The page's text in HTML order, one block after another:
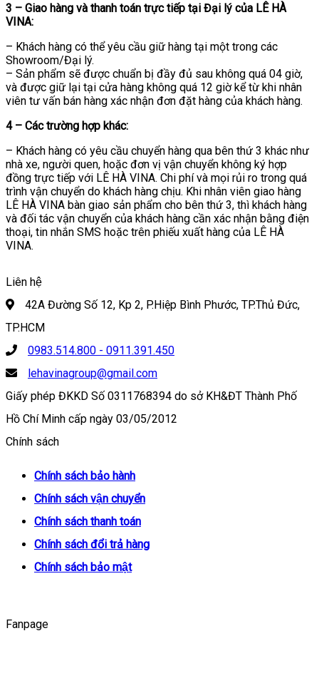
3 – Giao hàng và thanh toán trực tiếp tại Đại lý của LÊ HÀ
VINA:
– Khách hàng có thể yêu cầu giữ hàng tại một trong các
Showroom/Đại lý.
– Sản phẩm sẽ được chuẩn bị đầy đủ sau không quá 04 giờ,
và được giữ lại tại cửa hàng không quá 12 giờ kể từ khi nhân
viên tư vấn bán hàng xác nhận đơn đặt hàng của khách hàng.
4 – Các trường hợp khác:
– Khách hàng có yêu cầu chuyển hàng qua bên thứ 3 khác như
nhà xe, người quen, hoặc đơn vị vận chuyển không ký hợp
đồng trực tiếp với LÊ HÀ VINA. Chi phí và mọi rủi ro trong quá
trình vận chuyển do khách hàng chịu. Khi nhân viên giao hàng
LÊ HÀ VINA bàn giao sản phẩm cho bên thứ 3, thì khách hàng
và đối tác vận chuyển của khách hàng cần xác nhận bằng điện
thoại, tin nhắn SMS hoặc trên phiếu xuất hàng của LÊ HÀ
VINA.
Liên hệ
42A Đường Số 12, Kp 2, P.Hiệp Bình Phước, TP.Thủ Đức,
TP.HCM
0983.514.800 - 0911.391.450
lehavinagroup@gmail.com
Giấy phép ĐKKD Số 0311768394 do sở KH&ĐT Thành Phố
Hồ Chí Minh cấp ngày 03/05/2012
Chính sách
Chính sách bảo hành
Chính sách vận chuyển
Chính sách thanh toán
Chính sách đổi trả hàng
Chính sách bảo mật
Fanpage